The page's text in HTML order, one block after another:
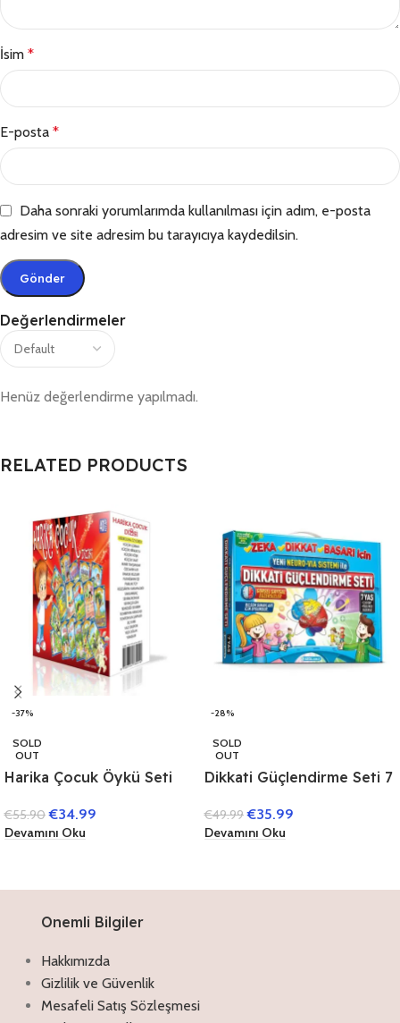
Değerlendirmeler
Henüz değerlendirme yapılmadı.
İsim *
E-posta *
Daha sonraki yorumlarımda kullanılması için adım, e-posta
adresim ve site adresim bu tarayıcıya kaydedilsin.
RELATED PRODUCTS
-37%
SOLD
OUT
Harika Çocuk Öykü Seti
€55.90 €34.99
Devamını Oku
-28%
SOLD
OUT
Dikkati Güçlendirme Seti 7
€49.99 €35.99
Devamını Oku
Onemli Bilgiler
Hakkımızda
Gizlilik ve Güvenlik
Mesafeli Satış Sözleşmesi